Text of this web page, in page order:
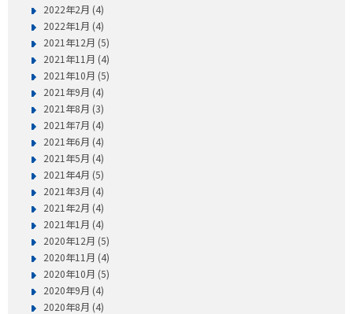
2022年2月 (4)
2022年1月 (4)
2021年12月 (5)
2021年11月 (4)
2021年10月 (5)
2021年9月 (4)
2021年8月 (3)
2021年7月 (4)
2021年6月 (4)
2021年5月 (4)
2021年4月 (5)
2021年3月 (4)
2021年2月 (4)
2021年1月 (4)
2020年12月 (5)
2020年11月 (4)
2020年10月 (5)
2020年9月 (4)
2020年8月 (4)